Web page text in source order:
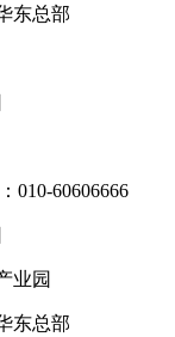
东总部
010-60606666
业园
东总部